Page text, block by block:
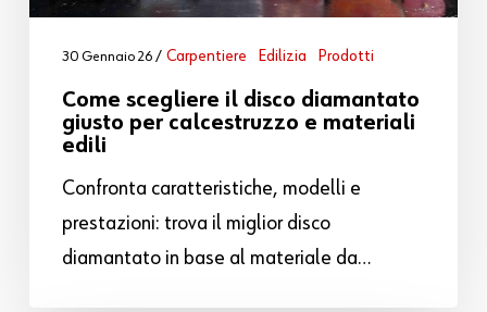
30 Gennaio 26 Carpentiere Edilizia Prodotti
Come scegliere il disco diamantato
giusto per calcestruzzo e materiali
edili
Confronta caratteristiche, modelli e
prestazioni: trova il miglior disco
diamantato in base al materiale da…